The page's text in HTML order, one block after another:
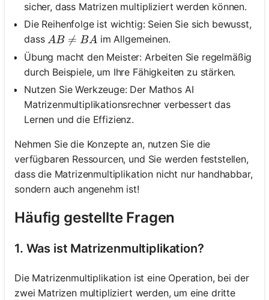
anmelden!
sicher, dass Matrizen multipliziert werden können.
Die Reihenfolge ist wichtig: Seien Sie sich bewusst,
dass A B \neq B A
AB 
= BA im Allgemeinen.
Übung macht den Meister: Arbeiten Sie regelmäßig
durch Beispiele, um Ihre Fähigkeiten zu stärken.
Nutzen Sie Werkzeuge: Der Mathos AI
Matrizenmultiplikationsrechner verbessert das
Lernen und die Effizienz.
Nehmen Sie die Konzepte an, nutzen Sie die
verfügbaren Ressourcen, und Sie werden feststellen,
dass die Matrizenmultiplikation nicht nur handhabbar,
sondern auch angenehm ist!
Häufig gestellte Fragen
1. Was ist Matrizenmultiplikation?
Die Matrizenmultiplikation ist eine Operation, bei der
zwei Matrizen multipliziert werden, um eine dritte